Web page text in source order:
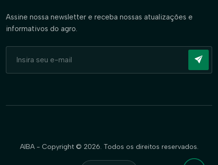
Assine nossa newsletter e receba nossas atualizações e
informativos do agro.
AIBA - Copyright © 2026. Todos os direitos reservados.